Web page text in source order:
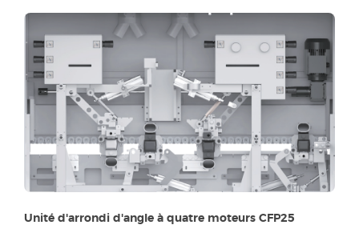
Unité d'arrondi d'angle à quatre moteurs CFP25